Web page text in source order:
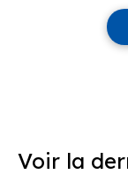
Voir la